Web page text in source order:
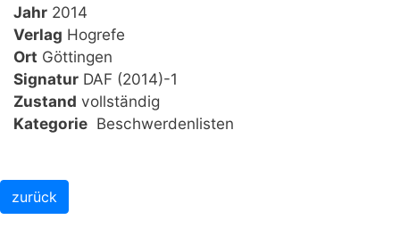
Jahr 2014
Verlag Hogrefe
Ort Göttingen
Signatur DAF (2014)-1
Zustand vollständig
Kategorie Beschwerdenlisten